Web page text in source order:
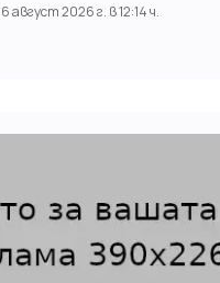
6 август 2026 г. в 12:14 ч.